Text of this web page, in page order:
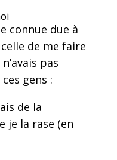
connue due à
de me faire
pas
gens :
de la
je la rase (en